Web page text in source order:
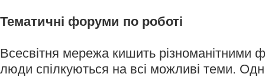
Тематичні форуми по роботі
Всесвітня мережа кишить різноманітними
люди спілкуються на всі можливі теми.